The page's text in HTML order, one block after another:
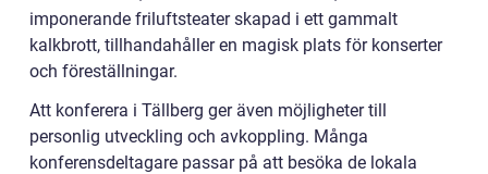
imponerande friluftsteater skapad i ett gammalt
kalkbrott, tillhandahåller en magisk plats för konserter
och föreställningar.
Att konferera i Tällberg ger även möjligheter till
personlig utveckling och avkoppling. Många
konferensdeltagare passar på att besöka de lokala